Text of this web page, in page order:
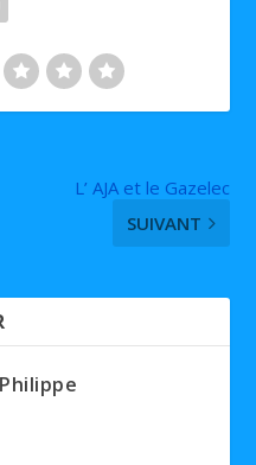
L’ AJA et le Gazelec
SUIVANT
Philippe